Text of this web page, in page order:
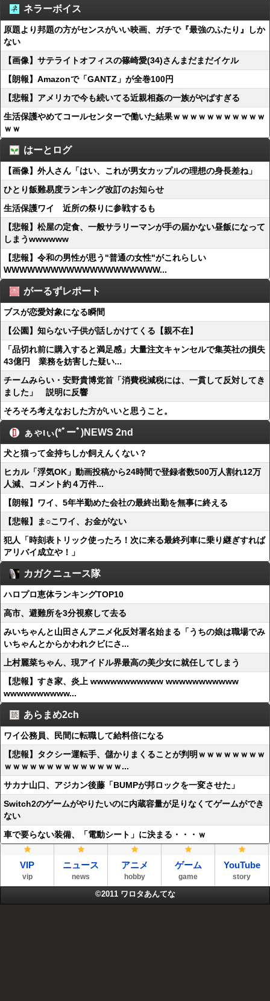
ネラーボイス
原題より邦題の方がセンスがいい映画、ガチで『最強のふたり』しか
ない
【画像】サテライトオフィスの篠崎愛(34)さんまだまだイケル
【朗報】Amazonで「GANTZ」が全巻100円
【悲報】アメリカで今も続いてる近親相姦の一族がやばすぎる
生活保護やめてコールセンターで働いた結果ｗｗｗｗｗｗｗｗｗｗｗ
ｗｗ
はーとログ
【画像】外人さん「はい、これが男女カップルの理想の身長差ね」
ひとり飯難易度ランキング改訂のお知らせ
生活保護ワイ 近所の祭りに参戦するも
【悲報】松屋の定食、一般サラリーマンが手の届かない昼飯になって
しまうwwwwww
【悲報】令和の男性が思う"普通の女性"がこれらしい
WWWWWWWWWWWWWWWWWWWW...
がーるずレポート
ブスが恋愛対象になる瞬間
【公園】知らない子供が話しかけてくる【親不在】
「品切れ前に購入すると満足感」大量注文キャンセルで集英社の損失
43億円 業務を妨害した疑い...
チームみらい・安野貴博党首「消費税減税には、一貫して反対してき
ました」 説明に反響
そろそろ考えなおした方がいいと思うこと。
ぁゃιぃ(*ﾟーﾟ)NEWS 2nd
犬と猫って金持ちしか飼えんくない？
ヒカル「浮気OK」動画投稿から24時間で登録者数500万人割れ12万
人減、コメント約４万件...
【朗報】ワイ、5年半勤めた会社の最終出勤を無事に終える
【悲報】ま○こワイ、お金がない
犯人「時刻表トリック使ったろ！次に来る最終列車に乗り継ぎすれば
アリバイ成立や！」
カガクニュース隊
ハロプロ恵体ランキングTOP10
高市、避難所を3分視察して去る
みいちゃんと山田さんアニメ化反対署名始まる「うちの娘は職場でみ
いちゃんとからかわれクビにさ...
上村麗菜ちゃん、現アイドル界最高の美少女に就任してしまう
【悲報】すき家、炎上 wwwwwwwwwww wwwwwwwwwww
wwwwwwwwww...
あらまめ2ch
ワイ公務員、民間に転職して給料倍になる
【悲報】タクシー運転手、儲かりまくることが判明ｗｗｗｗｗｗｗｗ
ｗｗｗｗｗｗｗｗｗｗｗｗｗｗ...
サカナ山口、アジカン後藤「BUMPが邦ロックを一変させた」
Switch2のゲームがやりたいのに内蔵容量が足りなくてゲームができ
ない
車で要らない装備、「電動シート」に決まる・・・ｗ
VIP
vip
ニュース
news
アニメ
hobby
ゲーム
game
YouTube
story
©2011 ワロタあんてな